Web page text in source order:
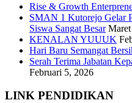
Rise & Growth
SMAN 1 Kutorejo Gelar
Siswa Sangat Besar
KENALAN YUUUK
Hari Baru Semangat
Serah Terima Jabatan
Februari 5, 2026
LINK PENDIDIKAN